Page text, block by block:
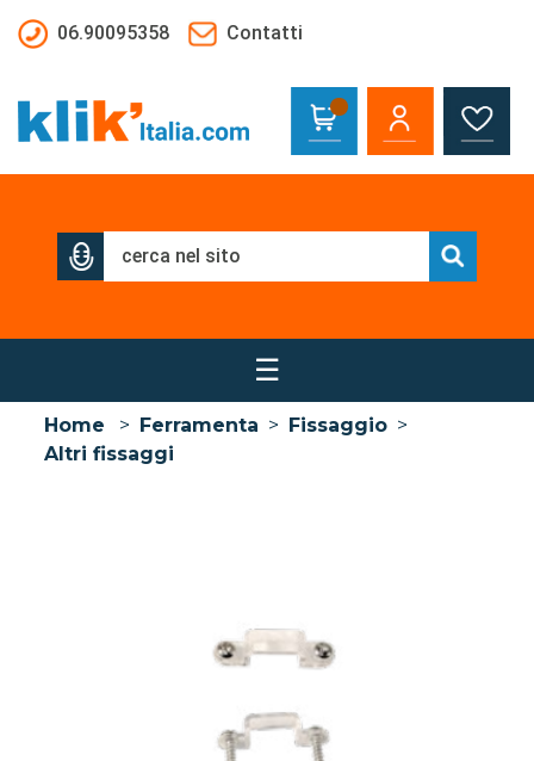
06.90095358
Contatti
☰
Home > Ferramenta > Fissaggio >
Altri fissaggi